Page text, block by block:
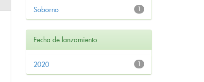
1
Soborno
Fecha de lanzamiento
1
2020